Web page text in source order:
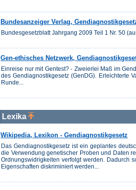
Bundesanzeiger Verlag,
Bundesgesetzblatt Jahrgang 2009 Teil 1 Nr. 50
Gen-ethisches Netzwerk,
Einreise nur mit Gentest? - Zweierlei Maß im
des Gendiagnostikgesetz (GenDG). Erleichterte
Runde...
Lexika
Wikipedia, Lexikon - Gendiagnostikgesetz
Das Gendiagnostikgesetz ist ein geplantes
die Verwendung genetischer Proben und Daten
Ordnungswidrigkeiten verfolgt werden. Dadurch
Eigenschaften diskriminiert werden...